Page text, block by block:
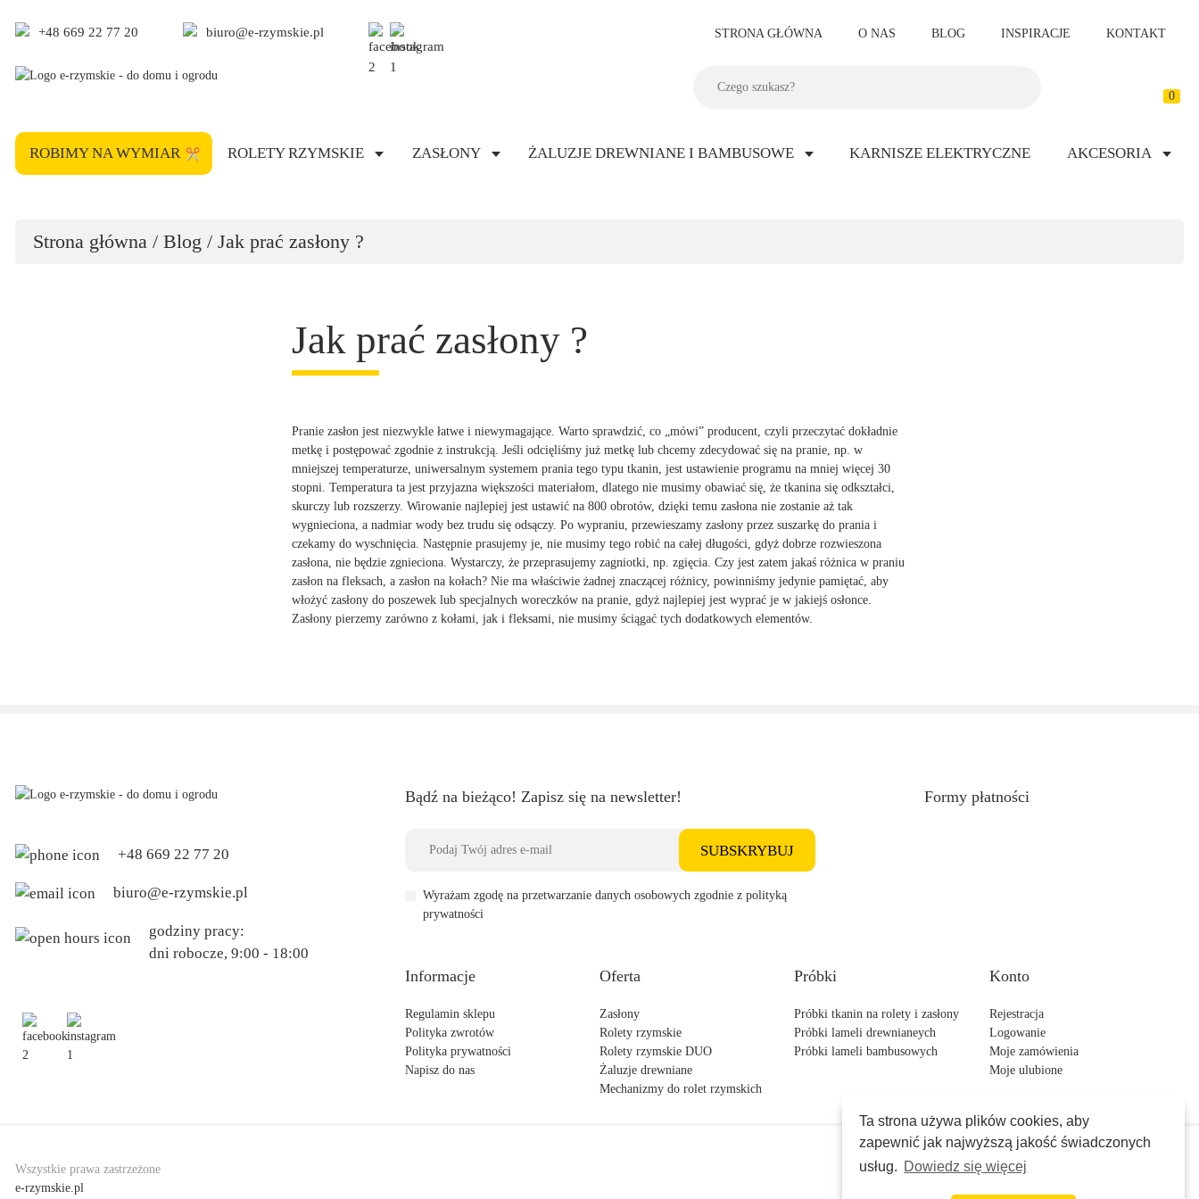
Ta strona używa plików cookies, aby
zapewnić jak najwyższą jakość świadczonych
usług. Dowiedz się więcej
+48 669 22 77 20 biuro@e-rzymskie.pl STRONA GŁÓWNA O NAS BLOG INSPIRACJE KONTAKT
0
ROBIMY NA WYMIAR ROLETY RZYMSKIE ZASŁONY ŻALUZJE DREWNIANE I BAMBUSOWE KARNISZE ELEKTRYCZNE AKCESORIA
Strona główna / Blog / Jak prać zasłony ?
Jak prać zasłony ?
Pranie zasłon jest niezwykle łatwe i niewymagające. Warto sprawdzić, co „mówi” producent, czyli przeczytać dokładnie
metkę i postępować zgodnie z instrukcją. Jeśli odcięliśmy już metkę lub chcemy zdecydować się na pranie, np. w
mniejszej temperaturze, uniwersalnym systemem prania tego typu tkanin, jest ustawienie programu na mniej więcej 30
stopni. Temperatura ta jest przyjazna większości materiałom, dlatego nie musimy obawiać się, że tkanina się odkształci,
skurczy lub rozszerzy. Wirowanie najlepiej jest ustawić na 800 obrotów, dzięki temu zasłona nie zostanie aż tak
wygnieciona, a nadmiar wody bez trudu się odsączy. Po wypraniu, przewieszamy zasłony przez suszarkę do prania i
czekamy do wyschnięcia. Następnie prasujemy je, nie musimy tego robić na całej długości, gdyż dobrze rozwieszona
zasłona, nie będzie zgnieciona. Wystarczy, że przeprasujemy zagniotki, np. zgięcia. Czy jest zatem jakaś różnica w praniu
zasłon na fleksach, a zasłon na kołach? Nie ma właściwie żadnej znaczącej różnicy, powinniśmy jedynie pamiętać, aby
włożyć zasłony do poszewek lub specjalnych woreczków na pranie, gdyż najlepiej jest wyprać je w jakiejś osłonce.
Zasłony pierzemy zarówno z kołami, jak i fleksami, nie musimy ściągać tych dodatkowych elementów.
+48 669 22 77 20
biuro@e-rzymskie.pl
godziny pracy:
dni robocze, 9:00 - 18:00
Bądź na bieżąco! Zapisz się na newsletter!
SUBSKRYBUJ
Wyrażam zgodę na przetwarzanie danych osobowych zgodnie z polityką
prywatności
Formy płatności
Informacje
Regulamin sklepu
Polityka zwrotów
Polityka prywatności
Napisz do nas
Oferta
Zasłony
Rolety rzymskie
Rolety rzymskie DUO
Żaluzje drewniane
Mechanizmy do rolet rzymskich
Próbki
Próbki tkanin na rolety i zasłony
Próbki lameli drewnianeych
Próbki lameli bambusowych
Konto
Rejestracja
Logowanie
Moje zamówienia
Moje ulubione
Wszystkie prawa zastrzeżone
e-rzymskie.pl